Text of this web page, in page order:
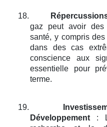
18.
gaz peut avoir des
santé, y compris
dans des cas
conscience aux
essentielle pour
terme.
19.
Développement: